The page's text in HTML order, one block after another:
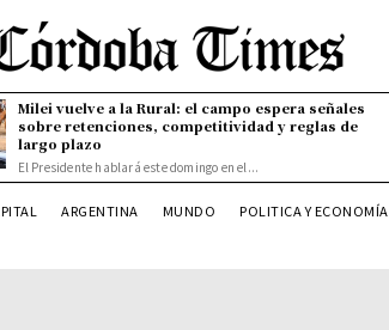
Milei vuelve a la Rural: el campo espera señales
sobre retenciones, competitividad y reglas de
largo plazo
El Presidente hablará este domingo en el...
ARGENTINA MUNDO POLITICA Y ECONOMÍA